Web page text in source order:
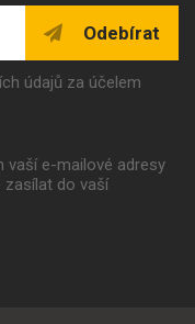
Odebírat
údajů za účelem
vaší e-mailové adresy
zasílat do vaší